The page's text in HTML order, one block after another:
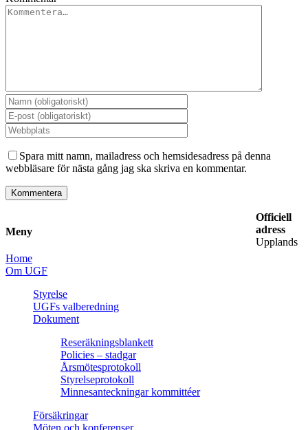
Spara mitt namn, mailadress och hemsidesadress på denna
webbläsare för nästa gång jag ska skriva en kommentar.
Meny
Home
Om UGF
Styrelse
UGFs valberedning
Dokument
Reseräkningsblankett
Policies – stadgar
Årsmötesprotokoll
Styrelseprotokoll
Minnesanteckningar kommittéer
Försäkringar
Officiell
adress
Upplands